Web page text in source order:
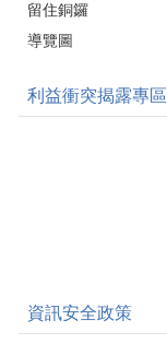
留住銅鑼
導覽圖
利益衝突揭露專區
資訊安全政策